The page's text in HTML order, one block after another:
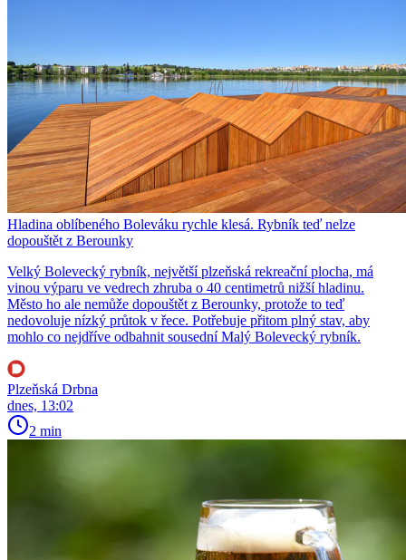
Hladina oblíbeného Boleváku rychle klesá. Rybník teď nelze
dopouštět z Berounky
Velký Bolevecký rybník, největší plzeňská rekreační plocha, má
vinou výparu ve vedrech zhruba o 40 centimetrů nižší hladinu.
Město ho ale nemůže dopouštět z Berounky, protože to teď
nedovoluje nízký průtok v řece. Potřebuje přitom plný stav, aby
mohlo co nejdříve odbahnit sousední Malý Bolevecký rybník.
Plzeňská Drbna
dnes, 13:02
2 min